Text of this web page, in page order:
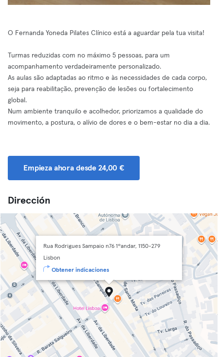
O Fernanda Yoneda Pilates Clínico está a aguardar pela tua visita!
Turmas reduzidas com no máximo 5 pessoas, para um
acompanhamento verdadeiramente personalizado.
As aulas são adaptadas ao ritmo e às necessidades de cada corpo,
seja para reabilitação, prevenção de lesões ou fortalecimento
global.
Num ambiente tranquilo e acolhedor, priorizamos a qualidade do
movimento, a postura, o alívio de dores e o bem-estar no dia a dia.
Empieza ahora desde 24,00 €
Dirección
Rua Rodrigues Sampaio n76 1ºandar, 1150-279
Lisbon
Obtener indicaciones